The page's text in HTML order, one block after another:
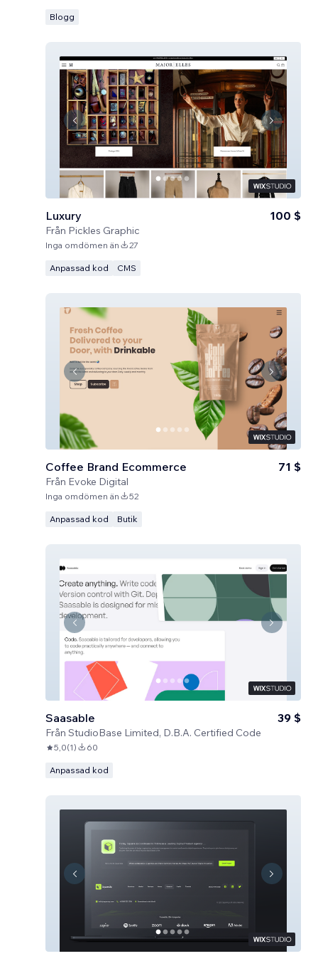
Blogg
Luxury
Från Pickles Graphic
100 $
Inga omdömen än 27
Anpassad kod CMS
Coffee Brand Ecommerce
Från Evoke Digital
71 $
Inga omdömen än 52
Anpassad kod Butik
Saasable
Från StudioBase Limited, D.B.A. Certified Code
39 $
5,0(1) 60
Anpassad kod